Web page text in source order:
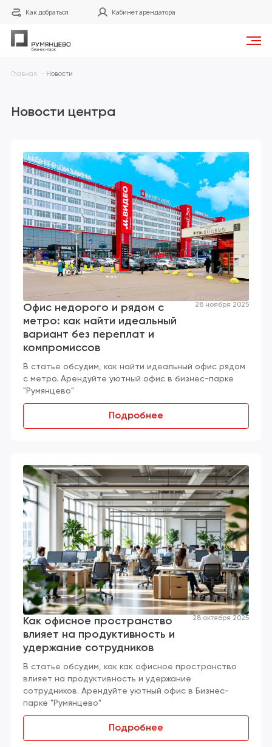
Как добраться Кабинет арендатора
Главная Новости
Новости центра
Офис недорого и рядом с
метро: как найти идеальный
вариант без переплат и
компромиссов
28 ноября 2025
В статье обсудим, как найти идеальный офис рядом
с метро. Арендуйте уютный офис в бизнес-парке
"Румянцево"
Подробнее
Как офисное пространство
влияет на продуктивность и
удержание сотрудников
28 октября 2025
В статье обсудим, как как офисное пространство
влияет на продуктивность и удержание
сотрудников. Арендуйте уютный офис в Бизнес-
парке "Румянцево"
Подробнее